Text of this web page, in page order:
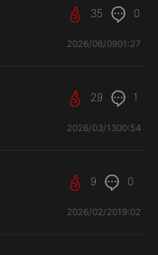
35 0
2026/06/0901:27
29 1
2026/03/1300:54
9 0
2026/02/2019:02